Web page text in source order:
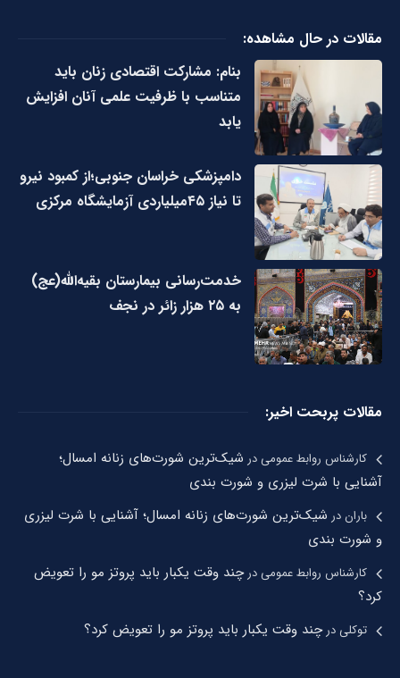
مقالات در حال مشاهده:
بنام: مشارکت اقتصادی زنان باید
متناسب با ظرفیت علمی آنان افزایش
یابد
دامپزشکی خراسان جنوبی؛از کمبود نیرو
تا نیاز ۴۵میلیاردی آزمایشگاه مرکزی
خدمت‌رسانی بیمارستان بقیه‌الله(عج)
به ۲۵ هزار زائر در نجف
مقالات پربحت اخیر:
کارشناس روابط عمومیدر شیک‌ترین شورت‌های زنانه امسال؛
آشنایی با شرت لیزری و شورت بندی
باراندر شیک‌ترین شورت‌های زنانه امسال؛ آشنایی با شرت لیزری
و شورت بندی
کارشناس روابط عمومیدرچند وقت یکبار باید پروتز مو را تعویض
کرد؟
توکلیدرچند وقت یکبار باید پروتز مو را تعویض کرد؟